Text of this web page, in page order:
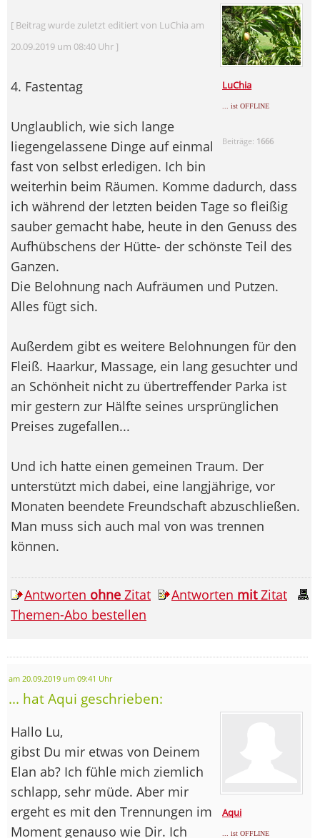
LuChia
... ist OFFLINE
Beiträge: 1666
[ Beitrag wurde zuletzt editiert von LuChia am
20.09.2019 um 08:40 Uhr ]
4. Fastentag
Unglaublich, wie sich lange
liegengelassene Dinge auf einmal
fast von selbst erledigen. Ich bin
weiterhin beim Räumen. Komme dadurch, dass
ich während der letzten beiden Tage so fleißig
sauber gemacht habe, heute in den Genuss des
Aufhübschens der Hütte- der schönste Teil des
Ganzen.
Die Belohnung nach Aufräumen und Putzen.
Alles fügt sich.
Außerdem gibt es weitere Belohnungen für den
Fleiß. Haarkur, Massage, ein lang gesuchter und
an Schönheit nicht zu übertreffender Parka ist
mir gestern zur Hälfte seines ursprünglichen
Preises zugefallen...
Und ich hatte einen gemeinen Traum. Der
unterstützt mich dabei, eine langjährige, vor
Monaten beendete Freundschaft abzuschließen.
Man muss sich auch mal von was trennen
können.
Antworten ohne Zitat Antworten mitZitat
Themen-Abo bestellen
am 20.09.2019 um 09:41 Uhr
... hat Aqui geschrieben:
Aqui
... ist OFFLINE
Hallo Lu,
gibst Du mir etwas von Deinem
Elan ab? Ich fühle mich ziemlich
schlapp, sehr müde. Aber mir
ergeht es mit den Trennungen im
Moment genauso wie Dir. Ich